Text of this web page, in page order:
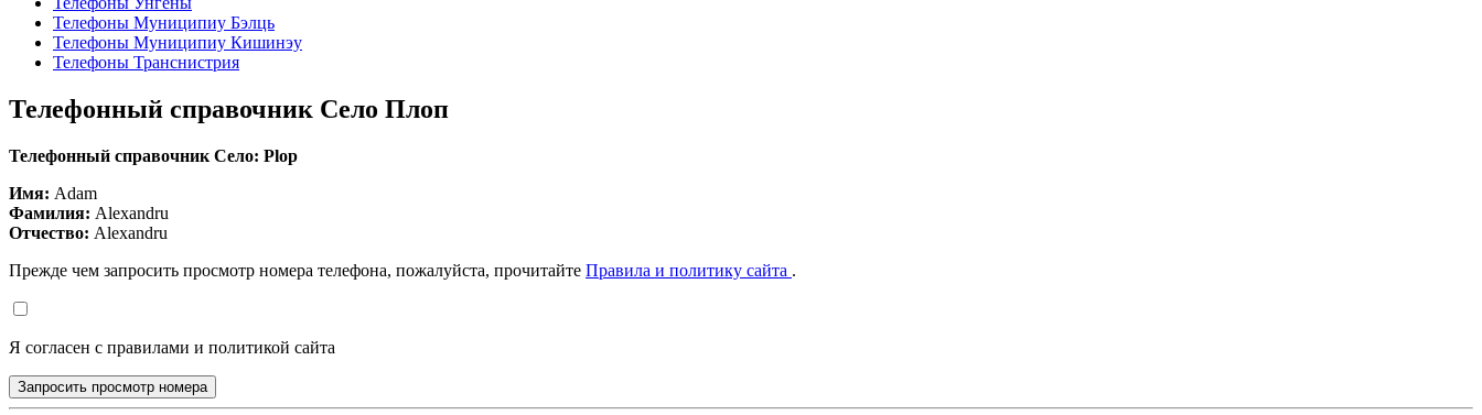
Телефоны Муниципиу Бэлць
Телефоны Муниципиу Кишинэу
Телефоны Транснистрия
Телефонный справочник Село Плоп
Телефонный справочник Село: Plop
Имя: Adam
Фамилия: Alexandru
Отчество: Alexandru
Прежде чем запросить просмотр номера телефона, пожалуйста, прочитайте Правила и политику сайта .
Я согласен с правилами и политикой сайта
Запросить просмотр номера